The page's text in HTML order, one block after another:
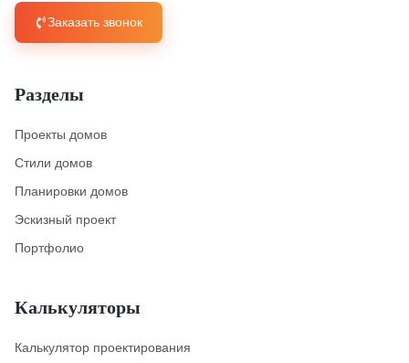
Заказать звонок
Разделы
Проекты домов
Стили домов
Планировки домов
Эскизный проект
Портфолио
Калькуляторы
Калькулятор проектирования